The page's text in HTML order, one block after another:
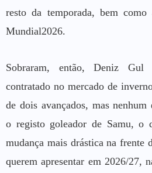
resto da temporada, bem como
Mundial2026.
Sobraram, então, Deniz
contratado no mercado de
de dois avançados, mas nenhum
o registo goleador de Samu, o
mudança mais drástica na frente
querem apresentar em 2026/27,